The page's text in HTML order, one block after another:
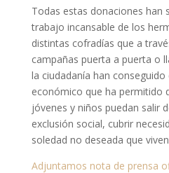
Todas estas donaciones han
trabajo incansable de los
distintas cofradías que a
campañas puerta a puerta o
la ciudadanía han
económico que ha permitido
jóvenes y niños puedan salir
exclusión social, cubrir
soledad no deseada que
Adjuntamos nota de prensa